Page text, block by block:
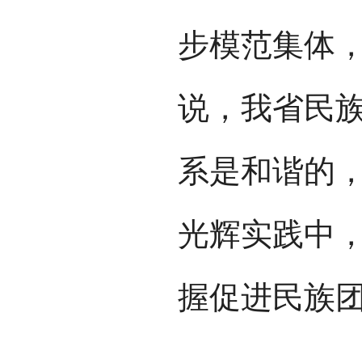
步模范集体
说，我省民
系是和谐的
光辉实践中
握促进民族